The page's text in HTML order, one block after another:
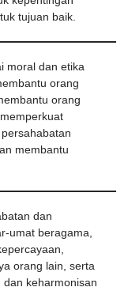
tujuan baik.
moral dan etika
orang
orang
membantu
dan
umat beragama,
orang lain, serta
keharmonisan